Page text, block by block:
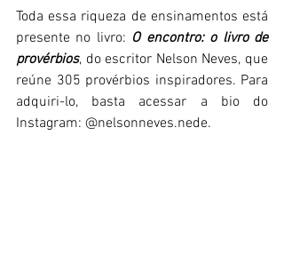
Toda essa riqueza de ensinamentos está
presente no livro: O encontro: o livro de
provérbios, do escritor Nelson Neves, que
reúne 305 provérbios inspiradores. Para
adquiri-lo, basta acessar a bio do
Instagram: @nelsonneves.nede.